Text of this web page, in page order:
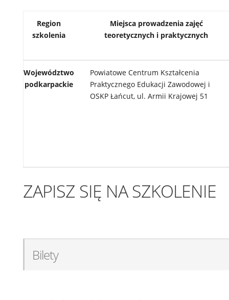
Region
szkolenia
Miejsca prowadzenia zajęć
teoretycznych i praktycznych
Województwo
podkarpackie
Powiatowe Centrum Kształcenia
Praktycznego Edukacji Zawodowej i
OSKP Łańcut, ul. Armii Krajowej 51
ZAPISZ SIĘ NA SZKOLENIE
Bilety